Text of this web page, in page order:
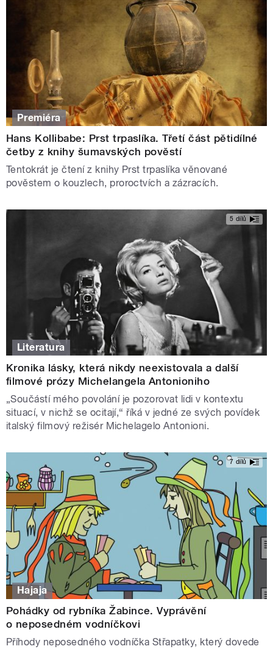
Premiéra
Hans Kollibabe: Prst trpaslíka. Třetí část pětidílné
četby z knihy šumavských pověstí
Tentokrát je čtení z knihy Prst trpaslíka věnované
pověstem o kouzlech, proroctvích a zázracích.
5 dílů
Literatura
Kronika lásky, která nikdy neexistovala a další
filmové prózy Michelangela Antonioniho
„Součástí mého povolání je pozorovat lidi v kontextu
situací, v nichž se ocitají,“ říká v jedné ze svých povídek
italský filmový režisér Michelagelo Antonioni.
7 dílů
Hajaja
Pohádky od rybníka Žabince. Vyprávění
o neposedném vodníčkovi
Příhody neposedného vodníčka Střapatky, který dovede